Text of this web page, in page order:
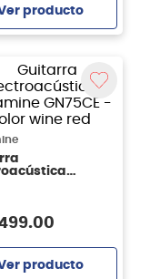
producto
.00
producto